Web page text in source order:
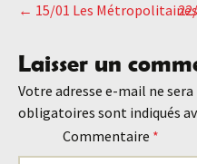
des
articles
← 15/01 Les
Laisser un
Votre adresse e-mail ne sera
obligatoires sont indiqués
Commentaire *